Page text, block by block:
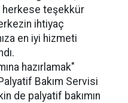
herkese teşekkür
ihtiyaç
en iyi hizmeti
hazırlamak"
Bakım Servisi
de palyatif bakımın